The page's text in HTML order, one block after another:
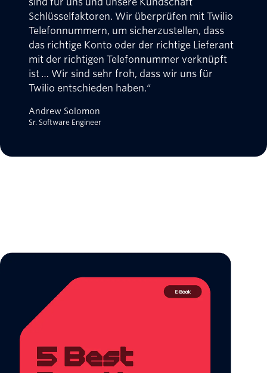
Schlüsselfaktoren. Wir überprüfen mit Twilio
Telefonnummern, um sicherzustellen, dass
das richtige Konto oder der richtige Lieferant
mit der richtigen Telefonnummer verknüpft
ist … Wir sind sehr froh, dass wir uns für
Twilio entschieden haben.“
Andrew Solomon
Sr. Software Engineer